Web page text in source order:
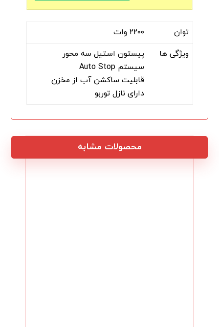
توان
۲۲۰۰ وات
ویژگی ها
پیستون استیل سه محور
سیستم Auto Stop
قابلیت ساکشن آب از مخزن
دارای نازل توربو
محصولات مشابه